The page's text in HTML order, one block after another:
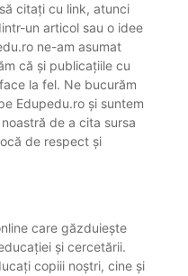
citați cu link, atunci
un articol sau o idee
ne-am asumat
că și publicațiile cu
la fel. Ne bucurăm
Edupedu.ro și suntem
de a cita sursa
de respect și
care găzduiește
și cercetării.
copiii noștri, cine și